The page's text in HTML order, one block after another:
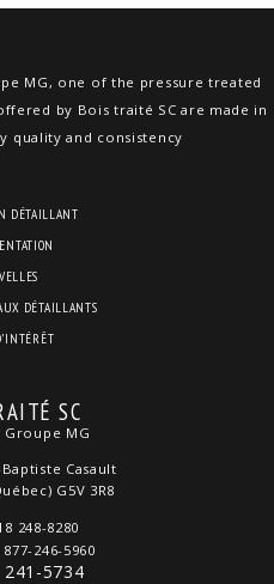
MG, one of the pressure treated
by Bois traité SC are made in
quality and consistency
DÉTAILLANT
DÉTAILLANTS
SC
MG
Casault
G5V 3R8
248-8280
246-5960
241-5734